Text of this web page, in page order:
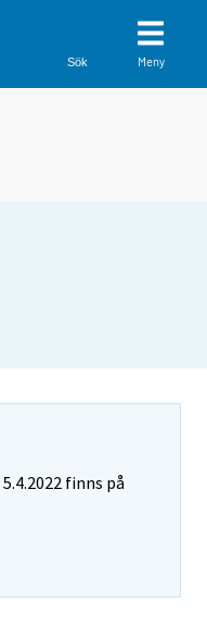
Sök Meny
finns på